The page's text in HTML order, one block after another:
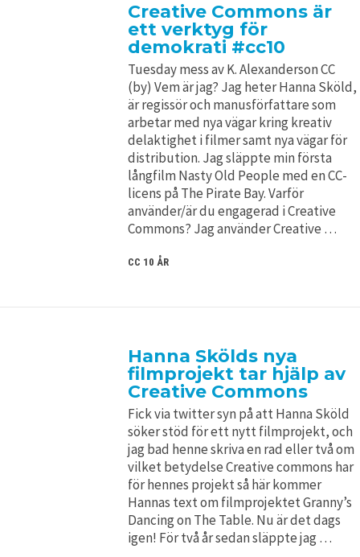
Creative Commons är
ett verktyg för
demokrati #cc10
Tuesday mess av K. Alexanderson CC
(by) Vem är jag? Jag heter Hanna Sköld,
är regissör och manusförfattare som
arbetar med nya vägar kring kreativ
delaktighet i filmer samt nya vägar för
distribution. Jag släppte min första
långfilm Nasty Old People med en CC-
licens på The Pirate Bay. Varför
använder/är du engagerad i Creative
Commons? Jag använder Creative …
CC 10 ÅR
Hanna Skölds nya
filmprojekt tar hjälp av
Creative Commons
Fick via twitter syn på att Hanna Sköld
söker stöd för ett nytt filmprojekt, och
jag bad henne skriva en rad eller två om
vilket betydelse Creative commons har
för hennes projekt så här kommer
Hannas text om filmprojektet Granny’s
Dancing on The Table. Nu är det dags
igen! För två år sedan släppte jag …